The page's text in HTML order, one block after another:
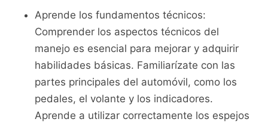
Aprende los fundamentos‌ técnicos:
Comprender los aspectos técnicos del
manejo es esencial para‍ mejorar ⁣y adquirir
habilidades básicas. Familiarízate‍ con las
partes principales del automóvil, ⁢como los
pedales, el volante y los⁣ indicadores.
Aprende a utilizar‍ correctamente los espejos